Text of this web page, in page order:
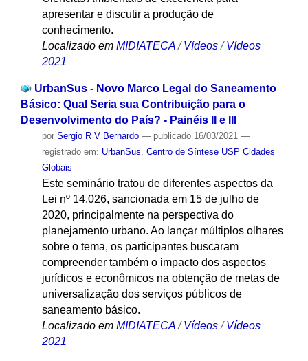
apresentar e discutir a produção de
conhecimento.
Localizado em MIDIATECA / Vídeos / Vídeos
2021
UrbanSus - Novo Marco Legal do Saneamento
Básico: Qual Seria sua Contribuição para o
Desenvolvimento do País? - Painéis II e III
por Sergio R V Bernardo — publicado16/03/2021 —
registrado em: UrbanSus, Centro de Síntese USP Cidades
Globais
Este seminário tratou de diferentes aspectos da
Lei nº 14.026, sancionada em 15 de julho de
2020, principalmente na perspectiva do
planejamento urbano. Ao lançar múltiplos olhares
sobre o tema, os participantes buscaram
compreender também o impacto dos aspectos
jurídicos e econômicos na obtenção de metas de
universalização dos serviços públicos de
saneamento básico.
Localizado em MIDIATECA /Vídeos /Vídeos
2021